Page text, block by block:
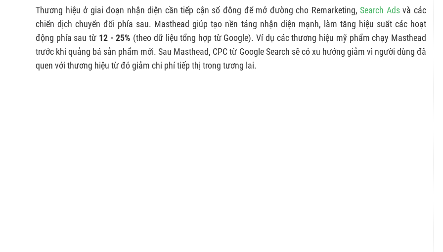
Thương hiệu ở giai đoạn nhận diện cần tiếp cận số đông để mở đường cho Remarketing,Search Adsvà các
chiến dịch chuyển đổi phía sau. Masthead giúp tạo nền tảng nhận diện mạnh, làm tăng hiệu suất các hoạt
động phía sau từ 12 - 25% (theo dữ liệu tổng hợp từ Google). Ví dụ các thương hiệu mỹ phẩm chạy Masthead
trước khi quảng bá sản phẩm mới. Sau Masthead, CPC từ Google Search sẽ có xu hướng giảm vì người dùng đã
quen với thương hiệu từ đó giảm chi phí tiếp thị trong tương lai.